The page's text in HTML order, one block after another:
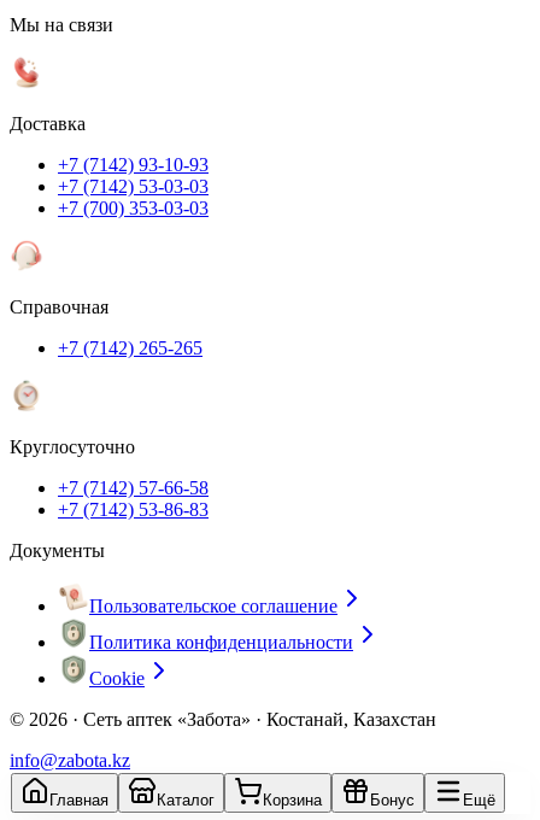
Мы на связи
Доставка
+7 (7142) 93-10-93
+7 (7142) 53-03-03
+7 (700) 353-03-03
Справочная
+7 (7142) 265-265
Круглосуточно
+7 (7142) 57-66-58
+7 (7142) 53-86-83
Документы
Пользовательское соглашение
Политика конфиденциальности
Cookie
© 2026 · Сеть аптек «Забота» · Костанай, Казахстан
info@zabota.kz
Главная Каталог Корзина Бонус Ещё